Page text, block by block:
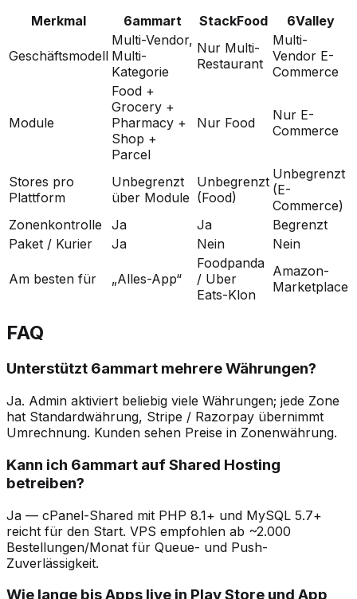
Merkmal 6ammart StackFood 6Valley
Geschäftsmodell
Multi-Vendor,
Multi-
Kategorie
Nur Multi-
Restaurant
Multi-
Vendor E-
Commerce
Module
Food +
Grocery +
Pharmacy +
Shop +
Parcel
Nur Food
Nur E-
Commerce
Stores pro
Plattform
Unbegrenzt
über Module
Unbegrenzt
(Food)
Unbegrenzt
(E-
Commerce)
Zonenkontrolle
Ja Ja
Begrenzt
Paket / Kurier
Ja Nein Nein
Am besten für „Alles-App“
Foodpanda
/ Uber
Eats-Klon
Amazon-
Marketplace
FAQ
Unterstützt 6ammart mehrere Währungen?
Ja. Admin aktiviert beliebig viele Währungen; jede Zone
hat Standardwährung, Stripe / Razorpay übernimmt
Umrechnung. Kunden sehen Preise in Zonenwährung.
Kann ich 6ammart auf Shared Hosting
betreiben?
Ja — cPanel-Shared mit PHP 8.1+ und MySQL 5.7+
reicht für den Start. VPS empfohlen ab ~2.000
Bestellungen/Monat für Queue- und Push-
Zuverlässigkeit.
Wie lange bis Apps live in Play Store und App